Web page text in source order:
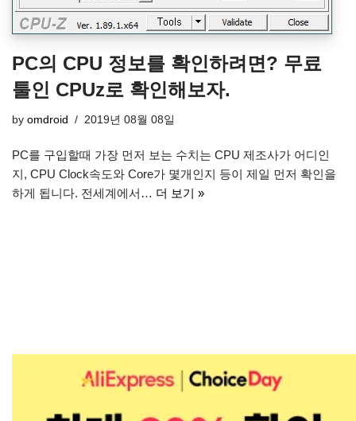
PC의 CPU 정보를 확인하려면? 무료
툴인 CPUz로 확인해보자.
by omdroid 2019년 08월 08일
PC를 구입할때 가장 먼저 보는 수치는 CPU 제조사가 어디인
지, CPU Clock속도와 Core가 몇개인지 등이 제일 먼저 확인을
하게 됩니다. 전세계에서… 더 보기 »